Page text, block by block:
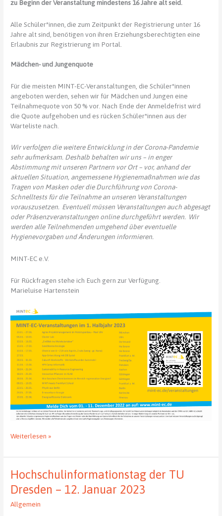
zu Beginn der Veranstaltung mindestens 16 Jahre alt seid.
Alle Schüler*innen, die zum Zeitpunkt der Registrierung unter 16
Jahre alt sind, benötigen von ihren Erziehungsberechtigten eine
Erlaubnis zur Registrierung im Portal.
Mädchen- und Jungenquote
Für die meisten MINT-EC-Veranstaltungen, die Schüler*innen
angeboten werden, sehen wir für Mädchen und Jungen eine
Teilnahmequote von 50 % vor. Nach Ende der Anmeldefrist wird
die Quote aufgehoben und es rücken Schüler*innen aus der
Warteliste nach.
Wir verfolgen die weitere Entwicklung in der Corona-Pandemie
sehr aufmerksam. Deshalb behalten wir uns – in enger
Abstimmung mit unseren Partnern vor Ort – vor, anhand der
aktuellen Situation, angemessene Hygienemaßnahmen wie das
Tragen von Masken oder die Durchführung von Corona-
Schnelltests für die Teilnahme an unseren Veranstaltungen
vorauszusetzen. Eventuell müssen Veranstaltungen auch abgesagt
oder Präsenzveranstaltungen online durchgeführt werden. Wir
werden alle Teilnehmenden umgehend über eventuelle
Hygienevorgaben und Änderungen informieren.
MINT-EC e.V.
Für Rückfragen stehe ich Euch gern zur Verfügung.
Marieluise Hartenstein
MINT-
Veranstaltungen
ersten
Halbjahr 2023 –
noch
freie
Weiterlesen »
Hochschulinformationstag der TU
Dresden – 12. Januar 2023
Allgemein